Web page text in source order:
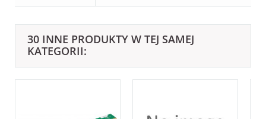
30 INNE PRODUKTY W TEJ SAMEJ
KATEGORII: